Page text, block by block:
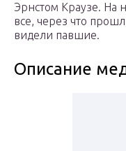
Эрнстом Краузе. На
все, через что
видели павшие.
Описание